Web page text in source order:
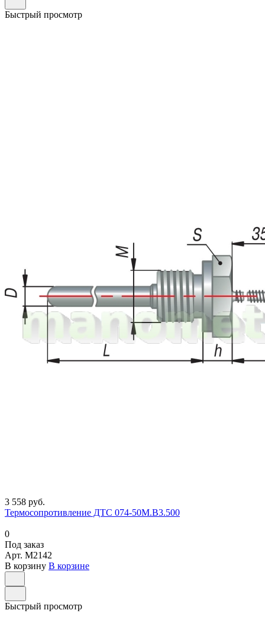
Быстрый просмотр
3 558 руб.
Термосопротивление ДТС 074-50М.В3.500
0
Под заказ
Арт. M2142
В корзину В корзине
Быстрый просмотр